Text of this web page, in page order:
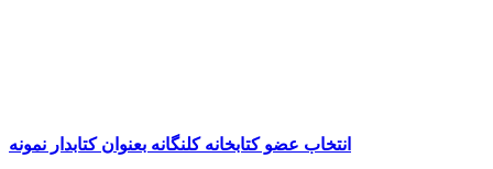
انتخاب عضو کتابخانه کلنگانه بعنوان کتابدار نمونه